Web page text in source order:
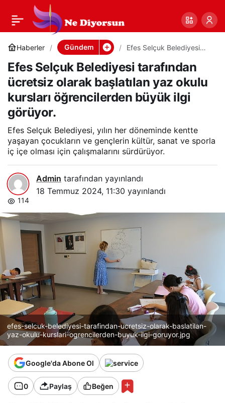
Haberler Gündem
Efes Selçuk Belediyesi
başlatılan yaz okulu
kursları öğrencilerden
büyük ilgi görüyor.
Efes Selçuk Belediyesi tarafından
ücretsiz olarak başlatılan yaz okulu
kursları öğrencilerden büyük ilgi
görüyor.
Efes Selçuk Belediyesi, yılın her döneminde kentte
yaşayan çocukların ve gençlerin kültür, sanat ve sporla
iç içe olması için çalışmalarını sürdürüyor.
Admin tarafından yayınlandı
18 Temmuz 2024, 11:30 yayınlandı
114
efes-selcuk-belediyesi-tarafindan-ucretsiz-olarak-baslatilan-
yaz-okulu-kurslari-ogrencilerden-buyuk-ilgi-goruyor.jpg
Google'da Abone Ol
0 Paylaş Beğen
Efes Selçuk
Belediyesi tarafından
ücretsiz olarak
başlatılan yaz okulu
kursları öğrencilerden
büyük ilgi görüyor.
Paylaş